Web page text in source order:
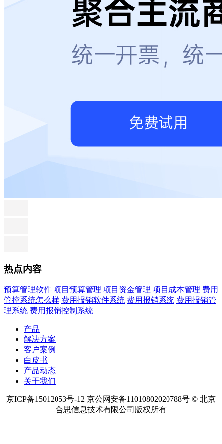
热点内容
预算管理软件 项目预算管理 项目资金管理 项目成本管理 费用
管控系统怎么样 费用报销软件系统 费用报销系统 费用报销管
理系统 费用报销控制系统
产品
解决方案
客户案例
白皮书
产品动态
关于我们
京ICP备15012053号-12 京公网安备11010802020788号 © 北京
合思信息技术有限公司版权所有